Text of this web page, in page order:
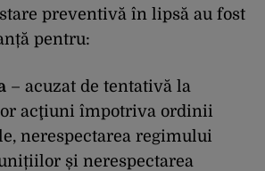
preventivă în lipsă au fost
pentru:
– acuzat de tentativă la
acţiuni împotriva ordinii
nerespectarea regimului
și nerespectarea